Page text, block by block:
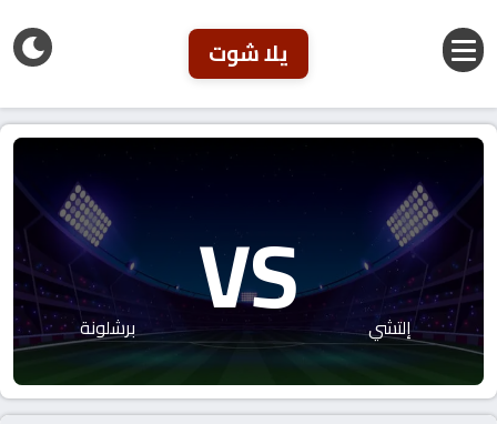
يلا شوت
إلتشي VS برشلونة